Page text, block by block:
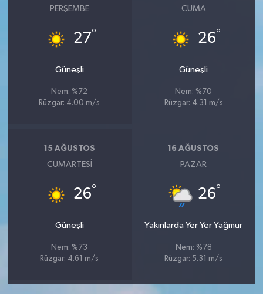
PERŞEMBE
27°
Güneşli
Nem: %72
Rüzgar: 4.00 m/s
CUMA
26°
Güneşli
Nem: %70
Rüzgar: 4.31 m/s
15 AĞUSTOS
CUMARTESI
26°
Güneşli
Nem: %73
Rüzgar: 4.61 m/s
16 AĞUSTOS
PAZAR
26°
Yakınlarda Yer Yer Yağmur
Nem: %78
Rüzgar: 5.31 m/s